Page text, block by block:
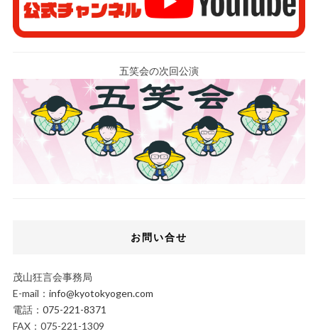
五笑会の次回公演
お問い合せ
茂山狂言会事務局
E-mail： info@kyotokyogen.com
電話： 075-221-8371
FAX：075-221-1309